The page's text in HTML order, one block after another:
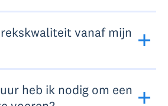
vanaf mijn
heb ik nodig om een